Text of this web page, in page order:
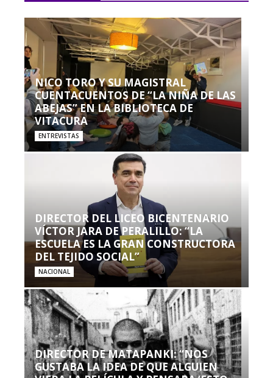
NICO TORO Y SU MAGISTRAL
CUENTACUENTOS DE “LA NIÑA DE LAS
ABEJAS” EN LA BIBLIOTECA DE
VITACURA
ENTREVISTAS
DIRECTOR DEL LICEO BICENTENARIO
VÍCTOR JARA DE PERALILLO: “LA
ESCUELA ES LA GRAN CONSTRUCTORA
DEL TEJIDO SOCIAL”
NACIONAL
DIRECTOR DE MATAPANKI: “NOS
GUSTABA LA IDEA DE QUE ALGUIEN